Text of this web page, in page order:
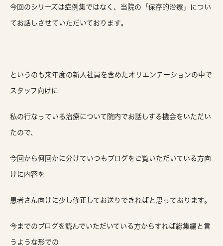
今回のシリーズは症例集ではなく、当院の「保存的治療」につい
てお話しさせていただいております。
というのも来年度の新入社員を含めたオリエンテーションの中で
スタッフ向けに
私の行なっている治療について院内でお話しする機会をいただい
たので、
今回から何回かに分けていつもブログをご覧いただいている方向
けに内容を
患者さん向けに少し修正してお送りできればと思っております。
今までのブログを読んでいただいている方からすれば総集編と言
うような形での